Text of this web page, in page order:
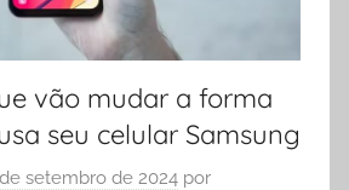
vão mudar a forma
seu celular Samsung
setembro de 2024 por